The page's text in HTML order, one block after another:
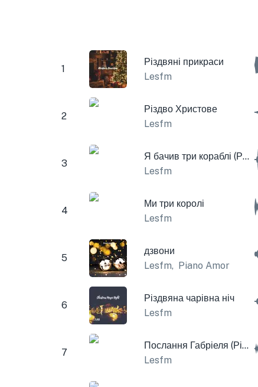
1
Різдвяні прикраси
Lesfm
2
Різдво Христове
Lesfm
3
Я бачив три кораблі (Різдвяні дзвіночки)
Lesfm
4
Ми три королі
Lesfm
5
дзвони
Lesfm, Piano Amor
6
Різдвяна чарівна ніч
Lesfm
7
Послання Габріеля (Різдвяна музична скринька та дзвіночки)
Lesfm